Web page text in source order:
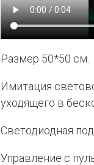
Размер 50*50 см.
Имитация
уходящего в
Светодиодная
Управление с